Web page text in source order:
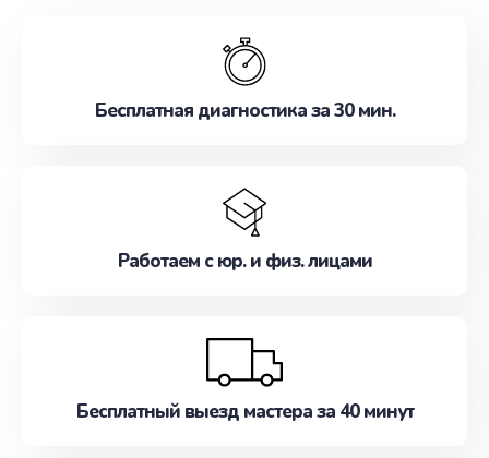
Бесплатная диагностика за 30 мин.
Работаем с юр. и физ. лицами
Бесплатный выезд мастера за 40 минут